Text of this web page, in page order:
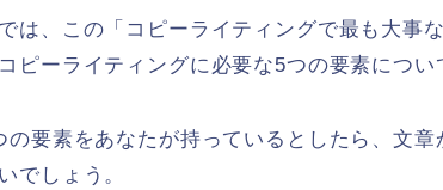
は、この「コピーライティングで最も大事
ピーライティングに必要な5つの要素につい
の要素をあなたが持っているとしたら、文
でしょう。